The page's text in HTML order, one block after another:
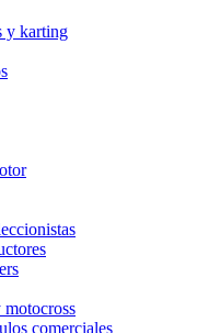
y karting
comerciales